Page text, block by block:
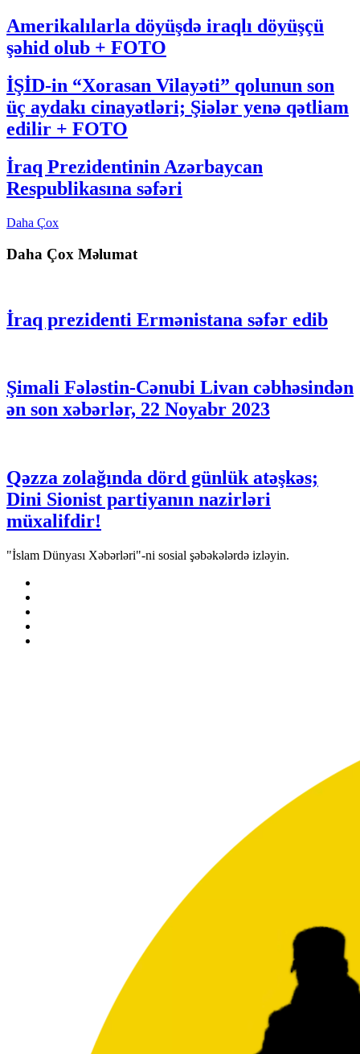
Amerikalılarla döyüşdə iraqlı döyüşçü
şəhid olub + FOTO
İŞİD-in “Xorasan Vilayəti” qolunun son
üç aydakı cinayətləri; Şiələr yenə qətliam
edilir + FOTO
İraq Prezidentinin Azərbaycan
Respublikasına səfəri
Daha Çox
Daha Çox Məlumat
İraq prezidenti Ermənistana səfər edib
Şimali Fələstin-Cənubi Livan cəbhəsindən
ən son xəbərlər, 22 Noyabr 2023
Qəzza zolağında dörd günlük atəşkəs;
Dini Sionist partiyanın nazirləri
müxalifdir!
"İslam Dünyası Xəbərləri"-ni sosial şəbəkələrdə izləyin.